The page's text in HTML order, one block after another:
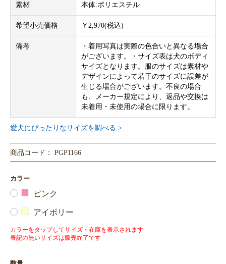
素材 本体:ポリエステル
希望小売価格 ￥2,970(税込)
備考
・着用写真は実際の色合いと異なる場合
がございます。・サイズ表は犬のボディ
サイズとなります。服のサイズは素材や
デザインによって若干のサイズに誤差が
生じる場合がございます。不良の場合
も、メーカー規定により、返品や交換は
未着用・未使用の場合に限ります。
愛犬にぴったりなサイズを調べる >
商品コード： PGP1166
カラー
ピンク
アイボリー
カラーをタップしてサイズ・在庫を表示されます
表記の無いサイズは販売終了です